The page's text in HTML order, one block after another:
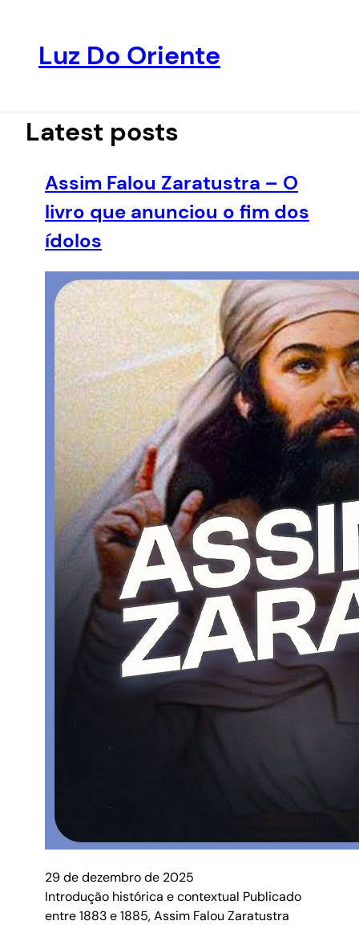
conteúdo
Luz Do Oriente
Latest posts
Assim Falou Zaratustra – O
livro que anunciou o fim dos
ídolos
29 de dezembro de 2025
Introdução histórica e contextual Publicado
entre 1883 e 1885, Assim Falou Zaratustra